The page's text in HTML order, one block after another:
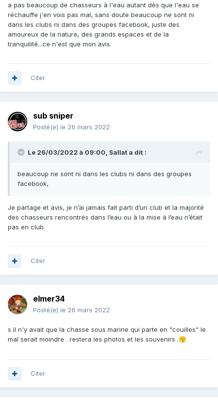
a pas beaucoup de chasseurs à l'eau autant dès que l'eau se
réchauffe j'en vois pas mal, sans doute beaucoup ne sont ni
dans les clubs ni dans des groupes facebook, juste des
amoureux de la nature, des grands espaces et de la
tranquilité...ce n'est que mon avis.
Citer
sub sniper
Posté(e) le 26 mars 2022
Le 26/03/2022 à 09:00, Sallata dit :
beaucoup ne sont ni dans les clubs ni dans des groupes
facebook,
Je partage et avis, je n’ai jamais fait parti d’un club et la majorité
des chasseurs rencontrés dans l’eau ou à la mise à l’eau n’était
pas en club
Citer
elmer34
Posté(e) le 26 mars 2022
s il n'y avait que la chasse sous marine qui parte en "couilles" le
mal serait moindre . restera les photos et les souvenirs .😙
Citer